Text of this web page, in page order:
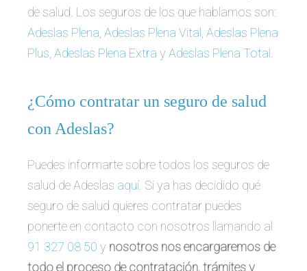
de salud. Los seguros de los que hablamos son:
Adeslas Plena, Adeslas Plena Vital , Adeslas Plena
Plus, Adeslas Plena Extra y Adeslas Plena Total .
¿Cómo contratar un seguro de salud
con Adeslas?
Puedes informarte sobre todos los seguros de
salud de Adeslas aquí. Si ya has decidido qué
seguro de salud quieres contratar puedes
ponerte en contacto con nosotros llamando al
91 327 08 50 y nosotros nos encargaremos de
todo el proceso de contratación, trámites y